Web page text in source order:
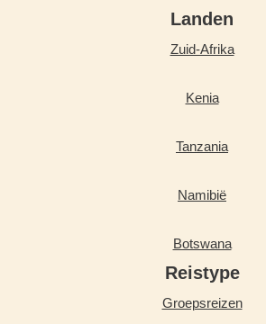
Landen
Zuid-Afrika
Kenia
Tanzania
Namibië
Botswana
Reistype
Groepsreizen